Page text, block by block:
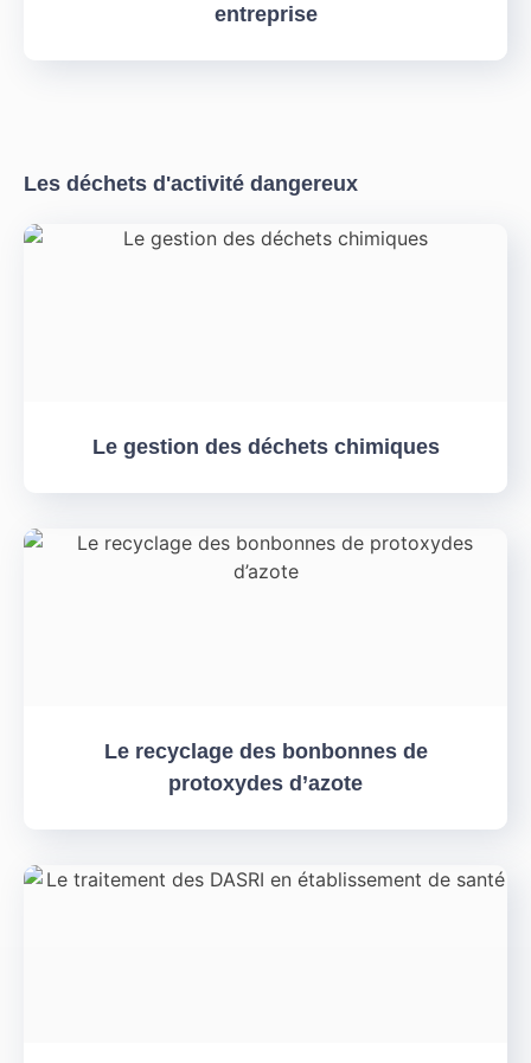
entreprise
Les déchets d'activité dangereux
Le gestion des déchets chimiques
Le recyclage des bonbonnes de
protoxydes d’azote